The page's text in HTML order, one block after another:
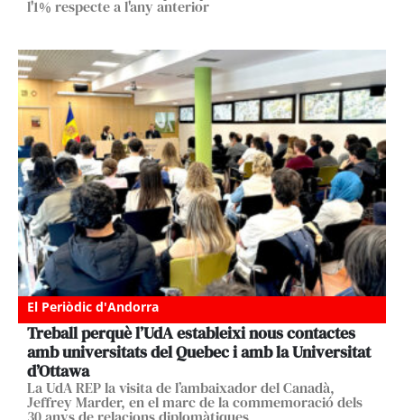
l'1% respecte a l'any anterior
El Periòdic d'Andorra
Treball perquè l’UdA estableixi nous contactes
amb universitats del Quebec i amb la Universitat
d’Ottawa
La UdA REP la visita de l’ambaixador del Canadà,
Jeffrey Marder, en el marc de la commemoració dels